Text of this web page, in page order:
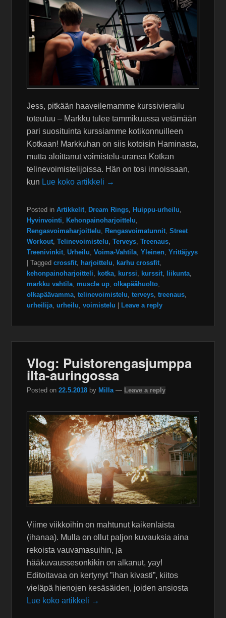
Jess, pitkään haaveilemamme kurssivierailu
toteutuu – Markku tulee tammikuussa vetämään
pari suosituinta kurssiamme kotikonnuilleen
Kotkaan! Markkuhan on siis kotoisin Haminasta,
mutta aloittanut voimistelu-uransa Kotkan
telinevoimistelijoissa. Hän on tosi innoissaan,
kun Lue koko artikkeli →
Posted in Artikkelit Dream Rings Huippu-urheilu
Hyvinvointi
Kehonpainoharjoittelu
Rengasvoimaharjoittelu
Rengasvoimatunnit ,Street
Workout ,Telinevoimistelu ,Terveys ,Treenaus
Treenivinkit ,Urheilu ,Voima-Vahtila ,Yleinen ,Yrittäjyys
|Tagged crossfit harjoittelu karhu crossfit
kehonpainoharjoitteli
kotka kurssi kurssit liikunta
markku vahtila muscle up ,olkapäähuolto
olkapäävamma ,telinevoimistelu ,terveys ,treenaus
urheilija ,urheilu ,voimistelu | Leave a reply
Vlog: Puistorengasjumppa
ilta-auringossa
Posted on22.5.2018 by Milla — Leave a reply
Viime viikkoihin on mahtunut kaikenlaista
(ihanaa). Mulla on ollut paljon kuvauksia aina
rekoista vauvamasuihin, ja
hääkuvaussesonkikin on alkanut, yay!
Editoitavaa on kertynyt ”ihan kivasti”, kiitos
vieläpä hienojen kesäsäiden, joiden ansiosta
Lue koko artikkeli →